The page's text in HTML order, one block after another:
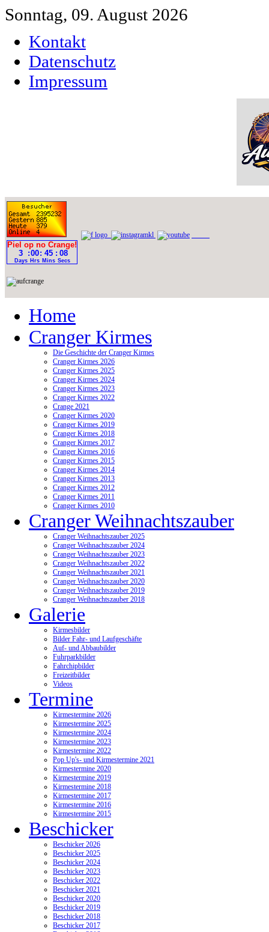
Sonntag, 09. August 2026
Kontakt
Datenschutz
Impressum
Home
Cranger Kirmes
Die Geschichte der Cranger Kirmes
Cranger Kirmes 2026
Cranger Kirmes 2025
Cranger Kirmes 2024
Cranger Kirmes 2023
Cranger Kirmes 2022
Crange 2021
Cranger Kirmes 2020
Cranger Kirmes 2019
Cranger Kirmes 2018
Cranger Kirmes 2017
Cranger Kirmes 2016
Cranger Kirmes 2015
Cranger Kirmes 2014
Cranger Kirmes 2013
Cranger Kirmes 2012
Cranger Kirmes 2011
Cranger Kirmes 2010
Cranger Weihnachtszauber
Cranger Weihnachtszauber 2025
Cranger Weihnachtszauber 2024
Cranger Weihnachtszauber 2023
Cranger Weihnachtszauber 2022
Cranger Weihnachtszauber 2021
Cranger Weihnachtszauber 2020
Cranger Weihnachtszauber 2019
Cranger Weihnachtszauber 2018
Galerie
Kirmesbilder
Bilder Fahr- und Laufgeschäfte
Auf- und Abbaubilder
Fuhrparkbilder
Fahrchipbilder
Freizeitbilder
Videos
Termine
Kirmestermine 2026
Kirmestermine 2025
Kirmestermine 2024
Kirmestermine 2023
Kirmestermine 2022
Pop Up's- und Kirmestermine 2021
Kirmestermine 2020
Kirmestermine 2019
Kirmestermine 2018
Kirmestermine 2017
Kirmestermine 2016
Kirmestermine 2015
Beschicker
Beschicker 2026
Beschicker 2025
Beschicker 2024
Beschicker 2023
Beschicker 2022
Beschicker 2021
Beschicker 2020
Beschicker 2019
Beschicker 2018
Beschicker 2017